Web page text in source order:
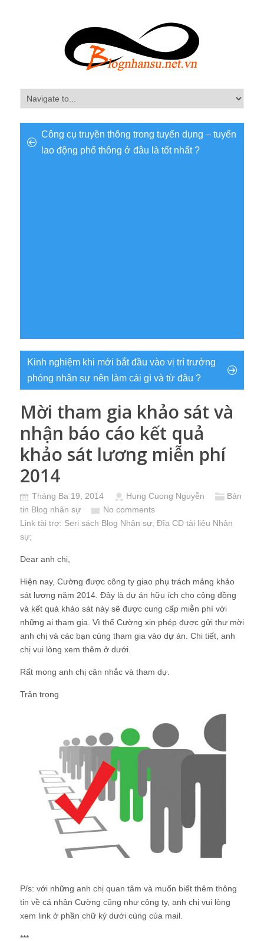
Công cụ truyền thông trong tuyển dụng – tuyển
lao động phổ thông ở đâu là tốt nhất ?
Kinh nghiệm khi mới bắt đầu vào vị trí trưởng
phòng nhân sự nên làm cái gì và từ đâu ?
Mời tham gia khảo sát và
nhận báo cáo kết quả
khảo sát lương miễn phí
2014
Tháng Ba 19, 2014 Hung Cuong Nguyễn
Bản
tin Blog nhân sự
No comments
Link tài trợ: Seri sách Blog Nhân sự; Đĩa CD tài liệu Nhân
sự;
Dear anh chị,
Hiện nay, Cường được công ty giao phụ trách mảng khảo
sát lương năm 2014. Đây là dự án hữu ích cho cộng đồng
và kết quả khảo sát này sẽ được cung cấp miễn phí với
những ai tham gia. Vì thế Cường xin phép được gửi thư mời
anh chị và các bạn cùng tham gia vào dự án. Chi tiết, anh
chị vui lòng xem thêm ở dưới.
Rất mong anh chị cân nhắc và tham dự.
Trân trọng
P/s: với những anh chị quan tâm và muốn biết thêm thông
tin về cá nhân Cường cũng như công ty, anh chị vui lòng
xem link ở phần chữ ký dưới cùng của mail.
***